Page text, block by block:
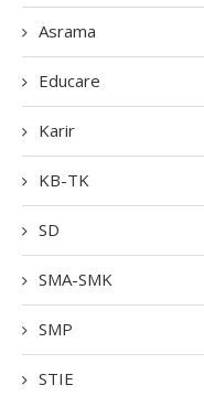
Asrama
Educare
Karir
KB-TK
SD
SMA-SMK
SMP
STIE